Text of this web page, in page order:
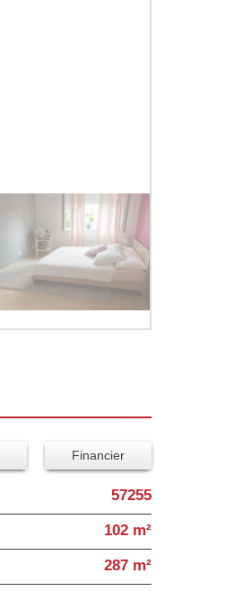
Financier
57255
102 m²
287 m²